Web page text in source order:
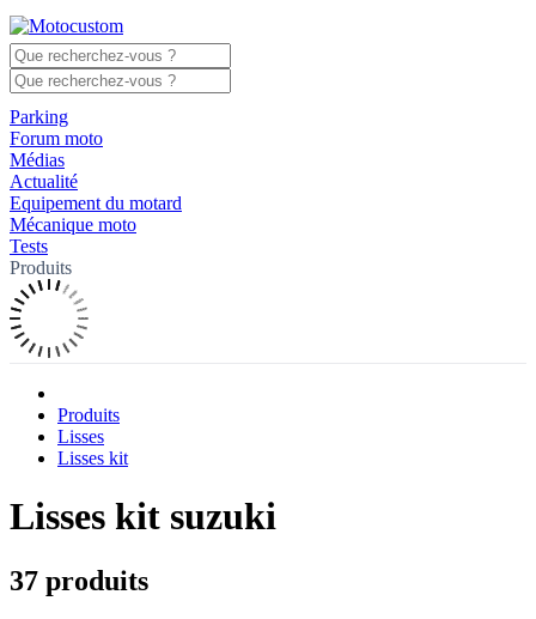
Parking
Forum moto
Médias
Actualité
Equipement du motard
Mécanique moto
Tests
Produits
Produits
Lisses
Lisses kit
Lisses kit suzuki
37 produits